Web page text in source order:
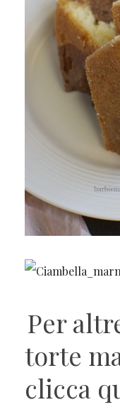
Per altre versioni di
torte
clicca